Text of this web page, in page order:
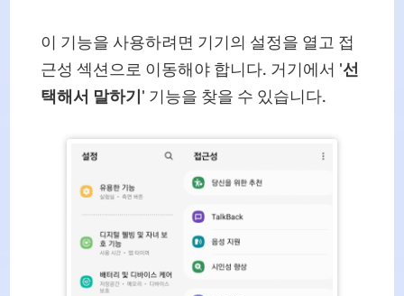
이 기능을 사용하려면 기기의 설정을 열고 접
근성 섹션으로 이동해야 합니다. 거기에서 '선
택해서 말하기 ' 기능을 찾을 수 있습니다.